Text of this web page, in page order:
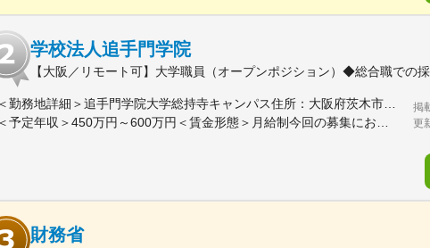
学校法人追手門学院
【大阪／リモート可】大学職員（オープンポジション）◆総合職で
掲
更
財務省